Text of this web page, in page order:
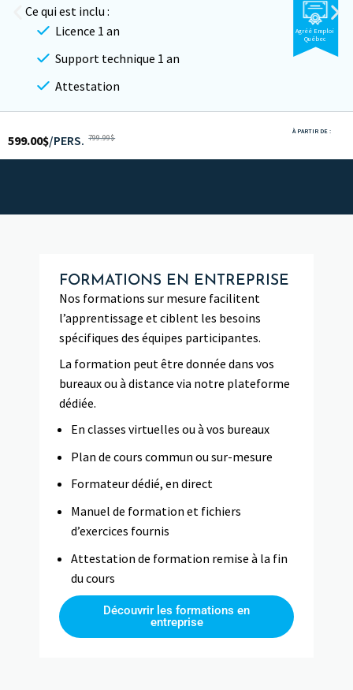
Ce qui est inclu :
Licence 1 an
Support technique 1 an
Attestation
Agréé Emploi
Québec
À PARTIR DE :
799.99$
599.00$/PERS.
FORMATIONS EN ENTREPRISE
Nos formations sur mesure facilitent
l’apprentissage et ciblent les besoins
spécifiques des équipes participantes.
La formation peut être donnée dans vos
bureaux ou à distance via notre plateforme
dédiée.
En classes virtuelles ou à vos bureaux
Plan de cours commun ou sur-mesure
Formateur dédié, en direct
Manuel de formation et fichiers
d’exercices fournis
Attestation de formation remise à la fin
du cours
Découvrir les formations en
entreprise